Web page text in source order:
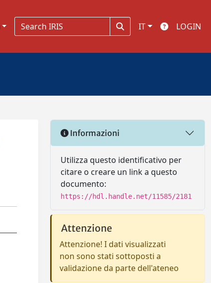
IT LOGIN
Informazioni
Utilizza questo identificativo per
citare o creare un link a questo
documento:
https://hdl.handle.net/11585/2181
Attenzione
Attenzione! I dati visualizzati
non sono stati sottoposti a
validazione da parte dell'ateneo